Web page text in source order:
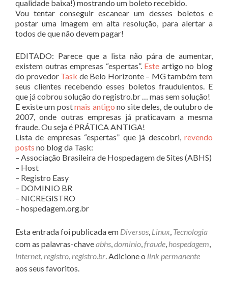
qualidade baixa!) mostrando um boleto recebido.
Vou tentar conseguir escanear um desses boletos e
postar uma imagem em alta resolução, para alertar a
todos de que não devem pagar!
EDITADO: Parece que a lista não pára de aumentar,
existem outras empresas “espertas”. Este artigo no blog
do provedor Task de Belo Horizonte – MG também tem
seus clientes recebendo esses boletos fraudulentos. E
que já cobrou solução do registro.br … mas sem solução!
E existe um postmais antigono site deles, de outubro de
2007, onde outras empresas já praticavam a mesma
fraude. Ou seja é PRÁTICA ANTIGA!
Lista de empresas “espertas” que já descobri, revendo
posts no blog da Task:
– Associação Brasileira de Hospedagem de Sites (ABHS)
– Host
– Registro Easy
– DOMINIO BR
– NICREGISTRO
– hospedagem.org.br
Esta entrada foi publicada em Diversos, Linux, Tecnologia
com as palavras-chaveabhs,dominio,fraude, hospedagem,
internet,registro,registro.br. Adicione o link permanente
aos seus favoritos.